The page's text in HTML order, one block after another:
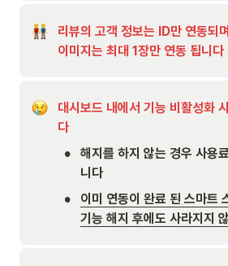
리뷰의 고객 정보는 ID만 연동되
이미지는 최대 1장만 연동 됩니다
대시보드 내에서 기능 비활성화
다
•
해지를 하지 않는 경우 사용
니다
•
이미 연동이 완료 된 스마트
기능 해지 후에도 사라지지